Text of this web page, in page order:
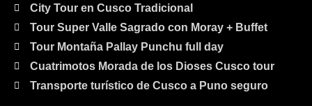
City Tour en Cusco Tradicional
Tour Super Valle Sagrado con Moray + Buffet
Tour Montaña Pallay Punchu full day
Cuatrimotos Morada de los Dioses Cusco tour
Transporte turístico de Cusco a Puno seguro